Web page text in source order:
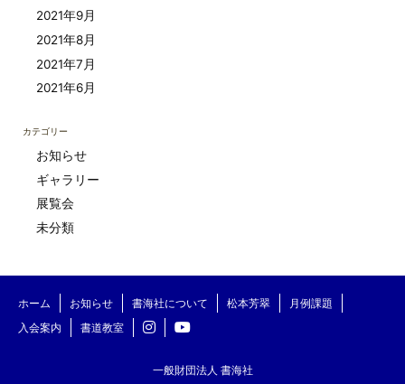
2021年9月
2021年8月
2021年7月
2021年6月
カテゴリー
お知らせ
ギャラリー
展覧会
未分類
ホーム お知らせ 書海社について 松本芳翠
月例課題
入会案内
書道教室
一般財団法人 書海社